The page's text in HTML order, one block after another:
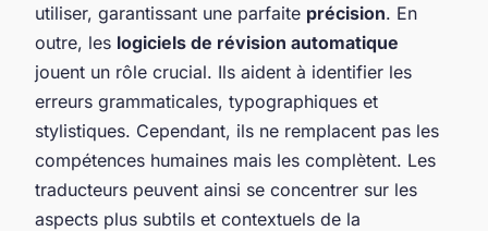
utiliser, garantissant une parfaite précision. En
outre, les logiciels de révision automatique
jouent un rôle crucial. Ils aident à identifier les
erreurs grammaticales, typographiques et
stylistiques. Cependant, ils ne remplacent pas les
compétences humaines mais les complètent. Les
traducteurs peuvent ainsi se concentrer sur les
aspects plus subtils et contextuels de la